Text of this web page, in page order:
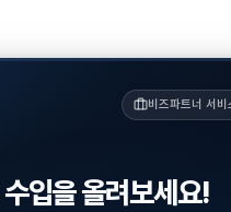
비즈파트너 서비
입을 올려보세요!